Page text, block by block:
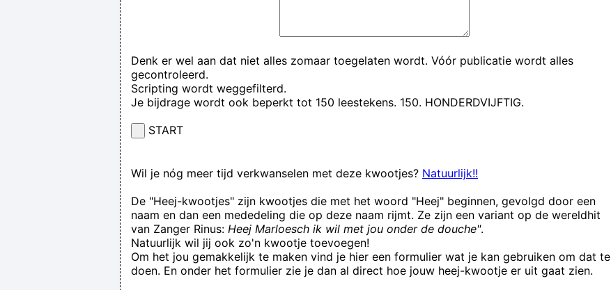
Denk er wel aan dat niet alles zomaar toegelaten wordt. Vóór publicatie wordt alles
gecontroleerd.
Scripting wordt weggefilterd.
Je bijdrage wordt ook beperkt tot 150 leestekens. 150. HONDERDVIJFTIG.
START
Wil je nóg meer tijd verkwanselen met deze kwootjes? Natuurlijk!!
De "Heej-kwootjes" zijn kwootjes die met het woord "Heej" beginnen, gevolgd door een
naam en dan een mededeling die op deze naam rijmt. Ze zijn een variant op de wereldhit
van Zanger Rinus: Heej Marloesch ik wil met jou onder de douche".
Natuurlijk wil jij ook zo'n kwootje toevoegen!
Om het jou gemakkelijk te maken vind je hier een formulier wat je kan gebruiken om dat te
doen. En onder het formulier zie je dan al direct hoe jouw heej-kwootje er uit gaat zien.